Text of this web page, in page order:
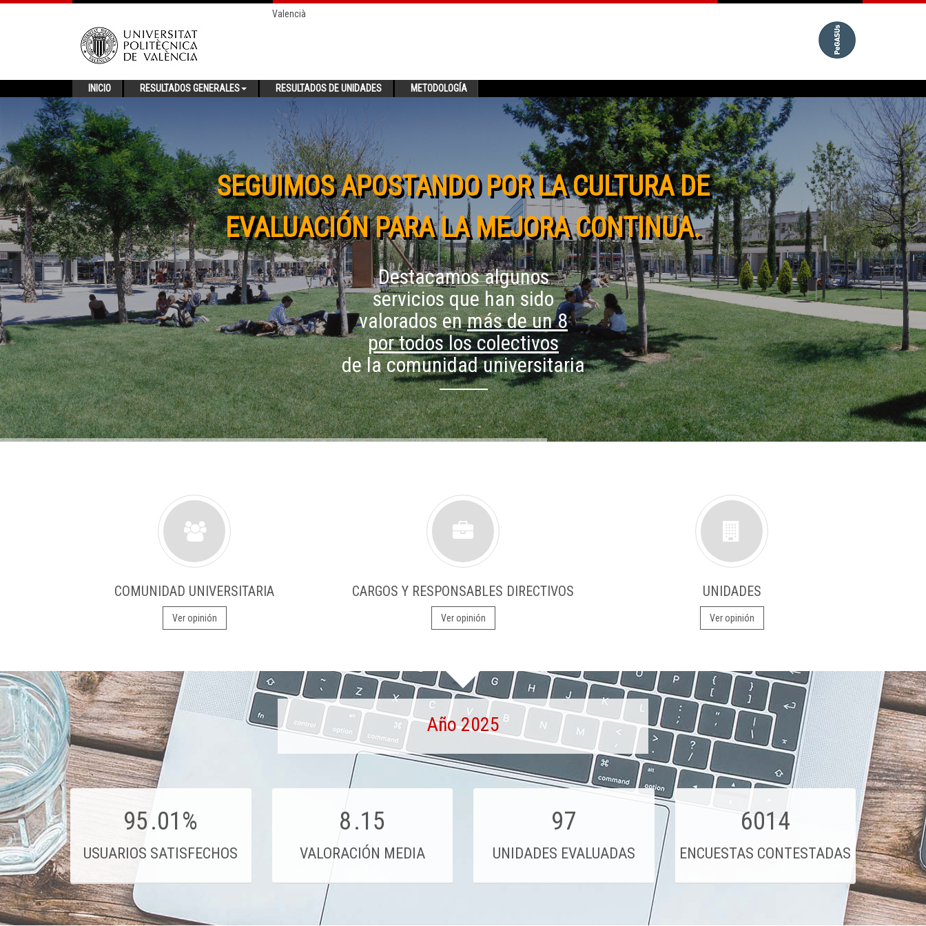
Valencià
INICIO RESULTADOS GENERALES RESULTADOS DE UNIDADES METODOLOGÍA
SEGUIMOS APOSTANDO POR LA CULTURA DE
EVALUACIÓN PARA LA MEJORA CONTINUA.
Destacamos algunos
servicios que han sido
valorados enmás de un 8
por todos los colectivos
de la comunidad universitaria
COMUNIDAD UNIVERSITARIA
Ver opinión
CARGOS Y RESPONSABLES DIRECTIVOS
Ver opinión
UNIDADES
Ver opinión
Año 2025
95.01%
USUARIOS SATISFECHOS
8.15
VALORACIÓN MEDIA
97
UNIDADES EVALUADAS
6014
ENCUESTAS CONTESTADAS